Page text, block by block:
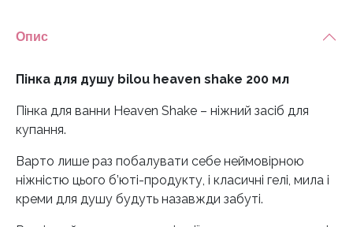
Опис
Пінка для душу bilou heaven shake 200 мл
Пінка для ванни Heaven Shake – ніжний засіб для
купання.
Варто лише раз побалувати себе неймовірною
ніжністю цього б’юті-продукту, і класичні гелі, мила і
креми для душу будуть назавжди забуті.